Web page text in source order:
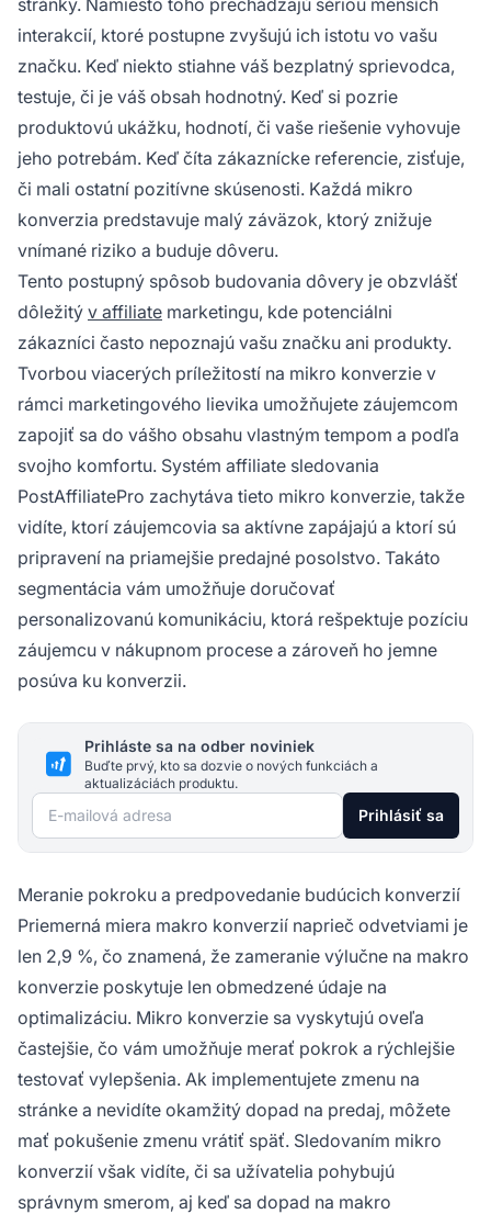
interakcií, ktoré postupne zvyšujú ich istotu vo vašu
značku. Keď niekto stiahne váš bezplatný sprievodca,
testuje, či je váš obsah hodnotný. Keď si pozrie
produktovú ukážku, hodnotí, či vaše riešenie vyhovuje
jeho potrebám. Keď číta zákaznícke referencie, zisťuje,
či mali ostatní pozitívne skúsenosti. Každá mikro
konverzia predstavuje malý záväzok, ktorý znižuje
vnímané riziko a buduje dôveru.
Tento postupný spôsob budovania dôvery je obzvlášť
dôležitý v affiliate marketingu, kde potenciálni
zákazníci často nepoznajú vašu značku ani produkty.
Tvorbou viacerých príležitostí na mikro konverzie v
rámci marketingového lievika umožňujete záujemcom
zapojiť sa do vášho obsahu vlastným tempom a podľa
svojho komfortu. Systém affiliate sledovania
PostAffiliatePro zachytáva tieto mikro konverzie, takže
vidíte, ktorí záujemcovia sa aktívne zapájajú a ktorí sú
pripravení na priamejšie predajné posolstvo. Takáto
segmentácia vám umožňuje doručovať
personalizovanú komunikáciu, ktorá rešpektuje pozíciu
záujemcu v nákupnom procese a zároveň ho jemne
posúva ku konverzii.
Prihláste sa na odber noviniek
Buďte prvý, kto sa dozvie o nových funkciách a
aktualizáciách produktu.
E-mailová adresa Prihlásiť sa
Meranie pokroku a predpovedanie budúcich konverzií
Priemerná miera makro konverzií naprieč odvetviami je
len 2,9 %, čo znamená, že zameranie výlučne na makro
konverzie poskytuje len obmedzené údaje na
optimalizáciu. Mikro konverzie sa vyskytujú oveľa
častejšie, čo vám umožňuje merať pokrok a rýchlejšie
testovať vylepšenia. Ak implementujete zmenu na
stránke a nevidíte okamžitý dopad na predaj, môžete
mať pokušenie zmenu vrátiť späť. Sledovaním mikro
konverzií však vidíte, či sa užívatelia pohybujú
správnym smerom, aj keď sa dopad na makro